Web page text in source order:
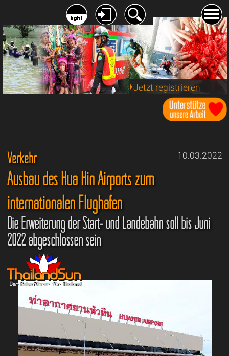
Jetzt registrieren
10.03.2022
Verkehr
Ausbau des Hua Hin Airports zum
internationalen Flughafen
Die Erweiterung der Start- und Landebahn soll bis Juni
2022 abgeschlossen sein